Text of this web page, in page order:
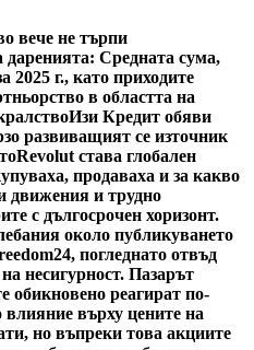
вече не търпи
даренията: Средната сума,
2025 г., като приходите
в областта на
Изи Кредит обяви
развиващият се източник
Revolut става глобален
продаваха и за какво
движения и трудно
с дългосрочен хоризонт.
около публикуването
погледнато отвъд
несигурност. Пазарът
обикновено реагират по-
върху цените на
но въпреки това акциите